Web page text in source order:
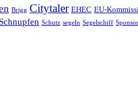
Brigg Citytaler EHEC EU-
Schnupfen Schutz segeln Segelschiff